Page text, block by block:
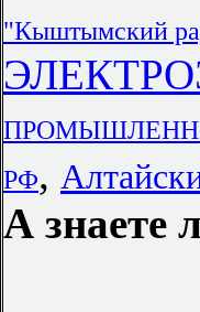
"Кыштымский
РФ,
А знаете